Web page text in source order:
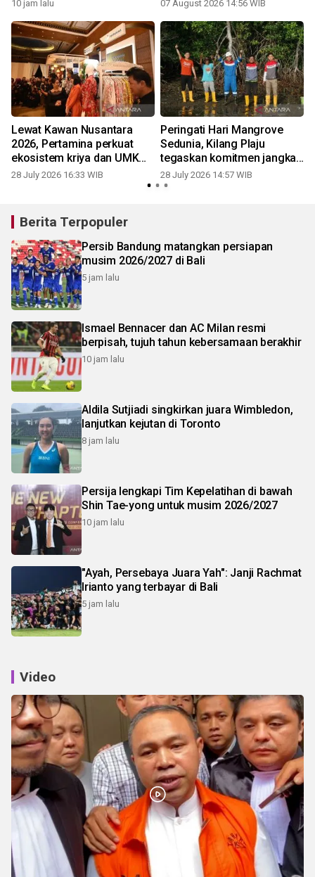
10 jam lalu 07 August 2026 14:56 WIB
Lewat Kawan Nusantara
2026, Pertamina perkuat
ekosistem kriya dan UMKM
berbasis budaya
28 July 2026 16:33 WIB
Peringati Hari Mangrove
Sedunia, Kilang Plaju
tegaskan komitmen jangka
panjang lestarikan
ekosistem pesisir
28 July 2026 14:57 WIB
Berita Terpopuler
Persib Bandung matangkan persiapan
musim 2026/2027 di Bali
5 jam lalu
Ismael Bennacer dan AC Milan resmi
berpisah, tujuh tahun kebersamaan berakhir
10 jam lalu
Aldila Sutjiadi singkirkan juara Wimbledon,
lanjutkan kejutan di Toronto
8 jam lalu
Persija lengkapi Tim Kepelatihan di bawah
Shin Tae-yong untuk musim 2026/2027
10 jam lalu
"Ayah, Persebaya Juara Yah": Janji Rachmat
Irianto yang terbayar di Bali
5 jam lalu
Video